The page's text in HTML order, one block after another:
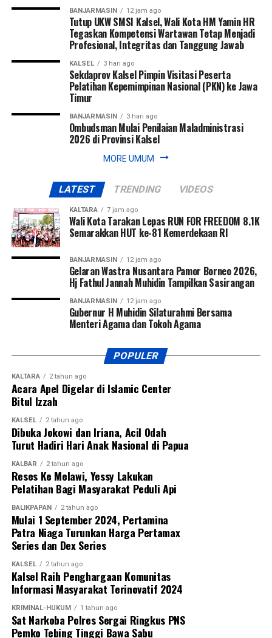
BANJARMASIN 12 jam ago
Tutup UKW SMSI Kalsel, Wali Kota HM Yamin HR
Tegaskan Kompetensi Wartawan Tetap Menjadi
Profesional, Integritas dan Tanggung Jawab
KALSEL 3 hari ago
Sekdaprov Kalsel Pimpin Visitasi Peserta
Pelatihan Kepemimpinan Nasional (PKN) ke Jawa
Timur
BANJARMASIN 3 hari ago
Ombudsman Mulai Penilaian Maladministrasi
2026 di Provinsi Kalsel
MORE UMUM
LATEST TRENDING VIDEOS
KALTARA 7 jam ago
Wali Kota Tarakan Lepas RUN FOR FREEDOM 8.1K
Semarakkan HUT ke-81 Kemerdekaan RI
BANJARMASIN 12 jam ago
Gelaran Wastra Nusantara Pamor Borneo 2026,
Hj Fathul Jannah Muhidin Tampilkan Sasirangan
BANJARMASIN 12 jam ago
Gubernur H Muhidin Silaturahmi Bersama
Menteri Agama dan Tokoh Agama
POPULER
KALTARA 2 tahun ago
Acara Apel Digelar di Islamic Center
Bitul Izzah
KALSEL 2 tahun ago
Dibuka Jokowi dan Iriana, Acil Odah
Turut Hadiri Hari Anak Nasional di Papua
KALBAR 2 tahun ago
Reses Ke Melawi, Yessy Lakukan
Pelatihan Bagi Masyarakat Peduli Api
BALIKPAPAN 2 tahun ago
Mulai 1 September 2024, Pertamina
Patra Niaga Turunkan Harga Pertamax
Series dan Dex Series
KALSEL 2 tahun ago
Kalsel Raih Penghargaan Komunitas
Informasi Masyarakat Terinovatif 2024
KRIMINAL-HUKUM 1 tahun ago
Sat Narkoba Polres Sergai Ringkus PNS
Pemko Tebing Tinggi Bawa Sabu